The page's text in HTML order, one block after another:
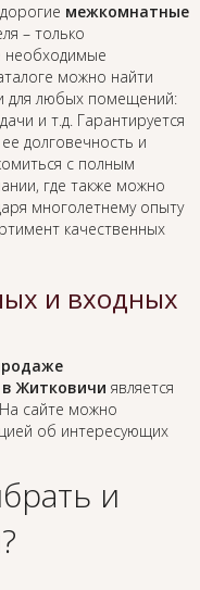
межкомнатные
– только
можно найти
для любых помещений:
и т.д. Гарантируется
долговечность и
с полным
где также можно
многолетнему опыту
качественных
и входных
Житковичи является
сайте можно
об интересующих
и